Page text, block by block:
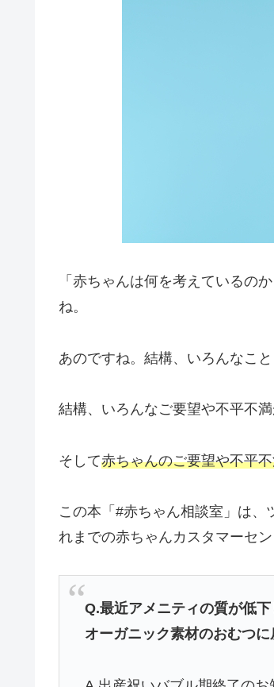
「赤ちゃんは何を考えているの
ね。
あのですね。結構、いろんなこ
結構、いろんなご要望や不平不満
そして赤ちゃんのご要望や不平
この本「#赤ちゃん相談室」は、
れまでの赤ちゃんカスタマーセ
Q.最近アメニティの質が低下
オーガニック素材のおむつ